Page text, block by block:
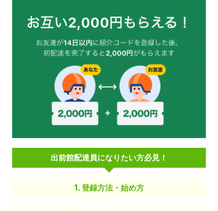
出前館配達員になりたい方必見！
登録方法・始め方